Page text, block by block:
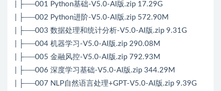
| ├──001 Python基础-V5.0-AI版.zip 17.29G
| ├──002 Python进阶-V5.0-AI版.zip 572.90M
| ├──003 数据处理和统计分析-V5.0-AI版.zip 9.31G
| ├──004 机器学习-V5.0-AI版.zip 290.08M
| ├──005 金融风控-V5.0-AI版.zip 792.93M
| ├──006 深度学习基础-V5.0-AI版.zip 344.29M
| ├──007 NLP自然语言处理+GPT-V5.0-AI版.zip 9.39G